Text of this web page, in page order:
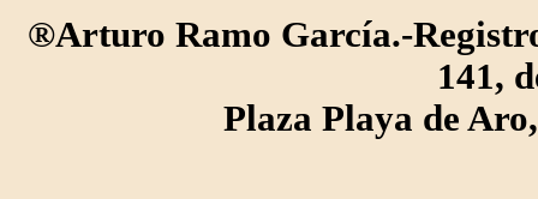
®Arturo Ramo García.-
141,
Plaza Playa de